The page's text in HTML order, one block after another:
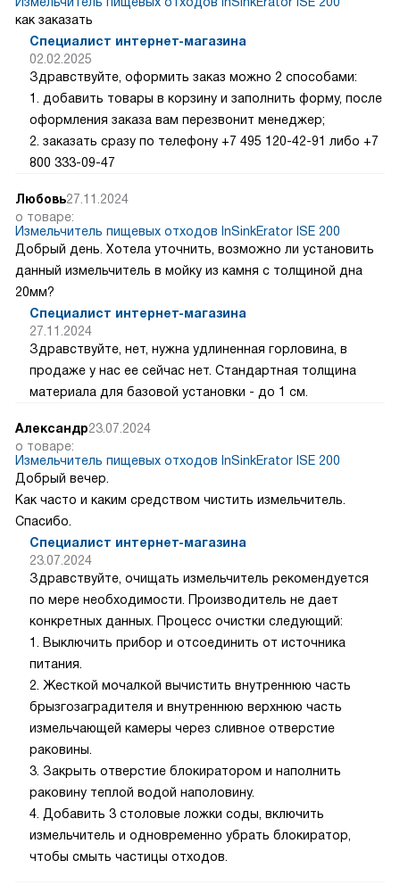
как заказать
Специалист интернет-магазина
02.02.2025
Здравствуйте, оформить заказ можно 2 способами:
1. добавить товары в корзину и заполнить форму, после
оформления заказа вам перезвонит менеджер;
2. заказать сразу по телефону +7 495 120-42-91 либо +7
800 333-09-47
Любовь27.11.2024
о товаре:
Измельчитель пищевых отходов InSinkErator ISE 200
Добрый день. Хотела уточнить, возможно ли установить
данный измельчитель в мойку из камня с толщиной дна
20мм?
Специалист интернет-магазина
27.11.2024
Здравствуйте, нет, нужна удлиненная горловина, в
продаже у нас ее сейчас нет. Стандартная толщина
материала для базовой установки - до 1 см.
Александр23.07.2024
о товаре:
Измельчитель пищевых отходов InSinkErator ISE 200
Добрый вечер.
Как часто и каким средством чистить измельчитель.
Спасибо.
Специалист интернет-магазина
23.07.2024
Здравствуйте, очищать измельчитель рекомендуется
по мере необходимости. Производитель не дает
конкретных данных. Процесс очистки следующий:
1. Выключить прибор и отсоединить от источника
питания.
2. Жесткой мочалкой вычистить внутреннюю часть
брызгозаградителя и внутреннюю верхнюю часть
измельчающей камеры через сливное отверстие
раковины.
3. Закрыть отверстие блокиратором и наполнить
раковину теплой водой наполовину.
4. Добавить 3 столовые ложки соды, включить
измельчитель и одновременно убрать блокиратор,
чтобы смыть частицы отходов.